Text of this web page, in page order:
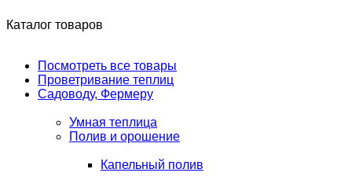
Каталог товаров
Посмотреть все товары
Проветривание теплиц
Садоводу, Фермеру
Умная теплица
Полив и орошение
Капельный полив